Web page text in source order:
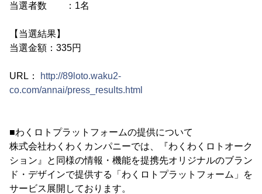
当選者数 ：1名
【当選結果】
当選金額：335円
URL：
http://89loto.waku2-
co.com/annai/press_results.html
■わくロトプラットフォームの提供について
株式会社わくわくカンパニーでは、『わくわくロトオーク
ション』と同様の情報・機能を提携先オリジナルのブラン
ド・デザインで提供する「わくロトプラットフォーム」を
サービス展開しております。